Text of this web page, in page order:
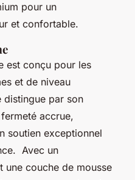
pour un
et confortable.
est conçu pour les
et de niveau
distingue par son
accrue,
soutien exceptionnel
Avec un
une couche de mousse